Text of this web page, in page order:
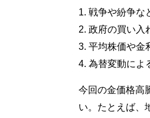
1. 戦争や紛争な
2. 政府の買い入
3. 平均株価や金
4. 為替変動によ
今回の金価格高
い。たとえば、